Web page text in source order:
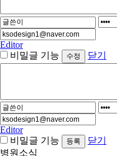
Editor
비밀글 기능
닫기
Editor
비밀글 기능
닫기
병원소식